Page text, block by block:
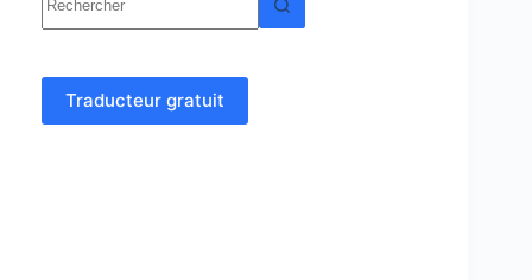
résultat
Traducteur gratuit